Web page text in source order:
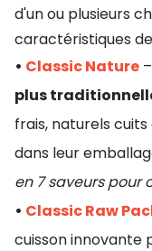
d'un ou plusieurs
caractéristiques
• Classic Nature
plus
frais, naturels
dans leur
en 7 saveurs pour
• Classic Raw
cuisson innovante